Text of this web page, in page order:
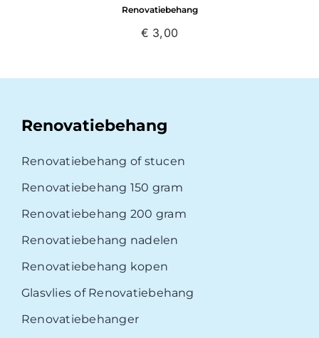
Renovatiebehang
€ 3,00
Renovatiebehang
Renovatiebehang of stucen
Renovatiebehang 150 gram
Renovatiebehang 200 gram
Renovatiebehang nadelen
Renovatiebehang kopen
Glasvlies of Renovatiebehang
Renovatiebehanger